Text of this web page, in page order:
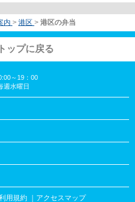
内 > 港区 > 港区の弁当
ップに戻る
～19：00
週水曜日
用規約 ｜アクセスマップ